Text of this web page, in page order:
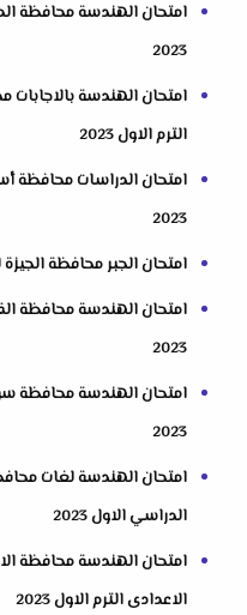
امتحان الهندسة محافظة
2023
امتحان الهندسة
الترم الاول 2023
امتحان الدراسات محافظة
2023
امتحان الجبر محافظة الجيزة
امتحان الهندسة محافظة
2023
امتحان الهندسة محافظة
2023
امتحان الهندسة لغات
الدراسي الاول 2023
امتحان الهندسة محافظة
الاعدادى الترم الاول 2023